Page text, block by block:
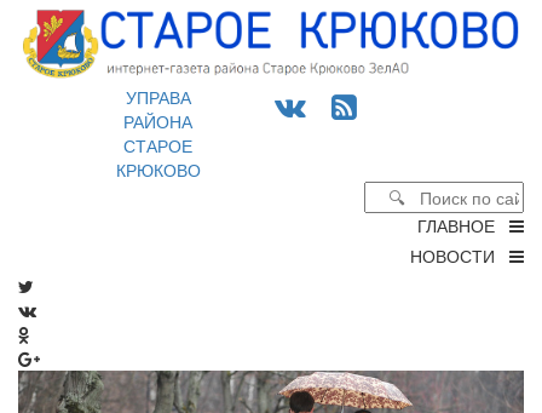
УПРАВА
РАЙОНА
СТАРОЕ
КРЮКОВО
ГЛАВНОЕ
НОВОСТИ